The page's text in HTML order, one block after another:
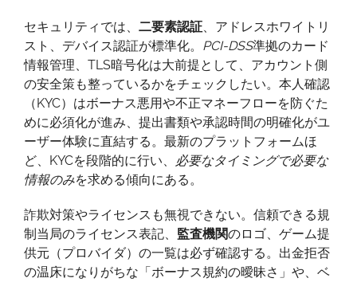
セキュリティでは、 二要素認証、アドレスホワイトリ
スト、デバイス認証が標準化。 PCI-DSS準拠のカード
情報管理、TLS暗号化は大前提として、アカウント側
の安全策も整っているかをチェックしたい。本人確認
（KYC）はボーナス悪用や不正マネーフローを防ぐた
めに必須化が進み、提出書類や承認時間の明確化がユ
ーザー体験に直結する。最新のプラットフォームほ
ど、KYCを段階的に行い、
必要なタイミングで必要な
情報のみを求める傾向にある。
詐欺対策やライセンスも無視できない。信頼できる規
制当局のライセンス表記、 監査機関のロゴ、ゲーム提
供元（プロバイダ）の一覧は必ず確認する。出金拒否
の温床になりがちな「ボーナス規約の曖昧さ」や、ベ